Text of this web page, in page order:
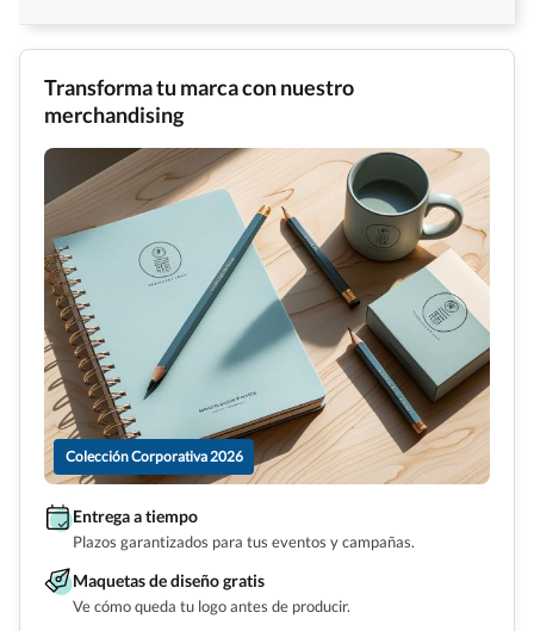
Transforma tu marca con nuestro
merchandising
Colección Corporativa 2026
Entrega a tiempo
Plazos garantizados para tus eventos y campañas.
Maquetas de diseño gratis
Ve cómo queda tu logo antes de producir.